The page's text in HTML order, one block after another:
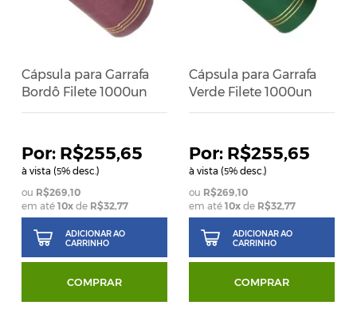
Cápsula para Garrafa
Bordô Filete 1000un
R$255,65
à vista (5% desc.)
R$269,10
em até10x de R$32,77
ADICIONAR AO
CARRINHO
COMPRAR
Cápsula para Garrafa
Verde Filete 1000un
R$255,65
à vista (5% desc.)
R$269,10
em até 10xde R$32,77
ADICIONAR AO
CARRINHO
COMPRAR